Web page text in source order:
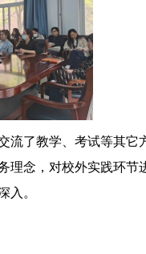
了教学、考试等其它
理念，对校外实践环节
入。